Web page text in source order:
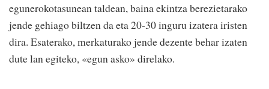
egunerokotasunean taldean, baina ekintza berezietarako
jende gehiago biltzen da eta 20-30 inguru izatera iristen
dira. Esaterako, merkaturako jende dezente behar izaten
dute lan egiteko, «egun asko» direlako.